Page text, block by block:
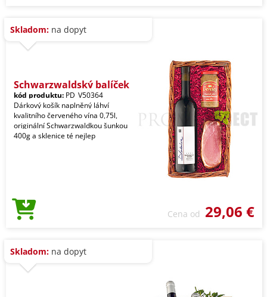
Skladom: na dopyt
Schwarzwaldský balíček
kód produktu: PD_V50364
Dárkový košík naplněný láhví
kvalitního červeného vína 0,75l,
originální Schwarzwaldkou šunkou
400g a sklenice té nejlep
Cena od 29,06 €
Skladom: na dopyt